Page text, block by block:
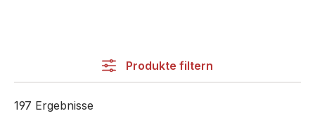
Produkte filtern
197 Ergebnisse